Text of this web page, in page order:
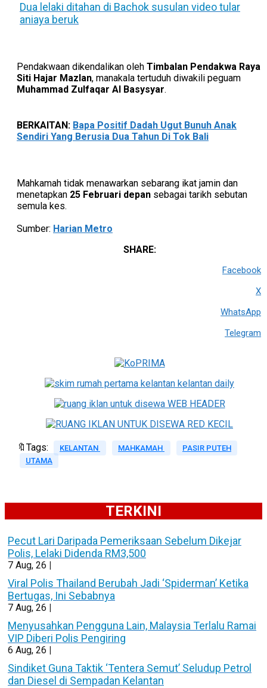
Dua lelaki ditahan di Bachok susulan video tular
aniaya beruk
Pendakwaan dikendalikan oleh Timbalan Pendakwa Raya
Siti Hajar Mazlan, manakala tertuduh diwakili peguam
Muhammad Zulfaqar Al Basysyar.
BERKAITAN: Bapa Positif Dadah Ugut Bunuh Anak
Sendiri Yang Berusia Dua Tahun Di Tok Bali
Mahkamah tidak menawarkan sebarang ikat jamin dan
menetapkan 25 Februari depan sebagai tarikh sebutan
semula kes.
Sumber: Harian Metro
SHARE:
Facebook
X
WhatsApp
Telegram
🔖Tags: KELANTAN MAHKAMAH
PASIR PUTEH
UTAMA
TERKINI
Pecut Lari Daripada Pemeriksaan Sebelum Dikejar
Polis, Lelaki Didenda RM3,500
7 Aug, 26 |
Viral Polis Thailand Berubah Jadi ‘Spiderman’ Ketika
Bertugas, Ini Sebabnya
7 Aug, 26 |
Menyusahkan Pengguna Lain, Malaysia Terlalu Ramai
VIP Diberi Polis Pengiring
6 Aug, 26 |
Sindiket Guna Taktik ‘Tentera Semut’ Seludup Petrol
dan Diesel di Sempadan Kelantan